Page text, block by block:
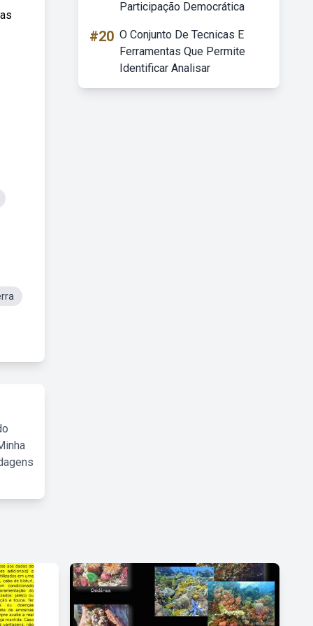
Participação Democrática
#20 O Conjunto De Tecnicas E
Ferramentas Que Permite
Identificar Analisar